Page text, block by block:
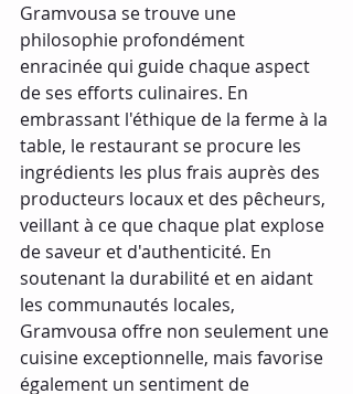
Gramvousa se trouve une
philosophie profondément
enracinée qui guide chaque aspect
de ses efforts culinaires. En
embrassant l'éthique de la ferme à la
table, le restaurant se procure les
ingrédients les plus frais auprès des
producteurs locaux et des pêcheurs,
veillant à ce que chaque plat explose
de saveur et d'authenticité. En
soutenant la durabilité et en aidant
les communautés locales,
Gramvousa offre non seulement une
cuisine exceptionnelle, mais favorise
également un sentiment de